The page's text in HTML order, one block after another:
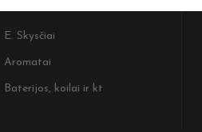
E. Skysčiai
Aromatai
Baterijos, koilai ir kt